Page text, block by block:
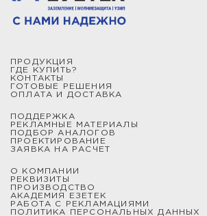
ПРОДУКЦИЯ
ГДЕ КУПИТЬ?
КОНТАКТЫ
ГОТОВЫЕ РЕШЕНИЯ
ОПЛАТА И ДОСТАВКА
ПОДДЕРЖКА
РЕКЛАМНЫЕ МАТЕРИАЛЫ
ПОДБОР АНАЛОГОВ
ПРОЕКТИРОВАНИЕ
ЗАЯВКА НА РАСЧЕТ
О КОМПАНИИ
РЕКВИЗИТЫ
ПРОИЗВОДСТВО
АКАДЕМИЯ ЕЗЕТЕК
РАБОТА С РЕКЛАМАЦИЯМИ
ПОЛИТИКА ПЕРСОНАЛЬНЫХ ДАННЫХ